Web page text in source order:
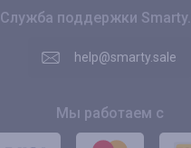
Служба поддержки
help@smarty.sale
Мы работаем с